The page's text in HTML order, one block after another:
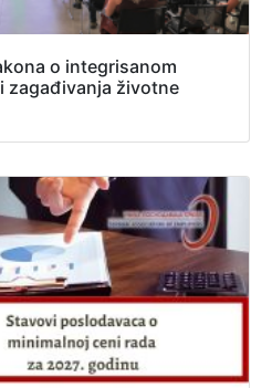
o integrisanom
zagađivanja životne